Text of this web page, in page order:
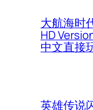
大航海时
HD
中文直接
英雄传说